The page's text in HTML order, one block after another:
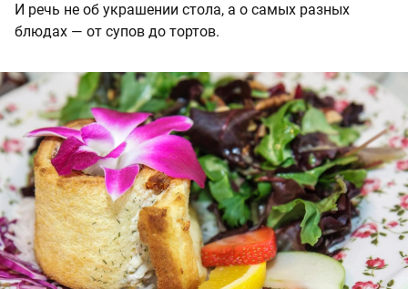
И речь не об украшении стола, а о самых разных
блюдах — от супов до тортов.